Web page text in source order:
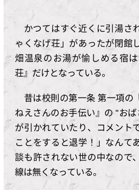
かつてはすぐ近くに引湯さ
ゃくなげ荘」があったが閉館
畑温泉のお湯が愉しめる宿
荘』だけとなっている。
昔は校則の第一条 第一項の
ねえさんのお手伝い』の "お
が引かれていたり、コメント
ことをすると退学！」なんて
談も許されない世の中なので
線は無くなっている。